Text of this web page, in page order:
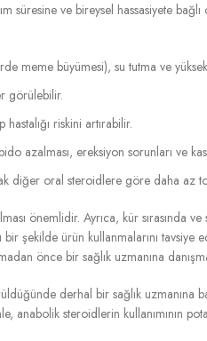
süresine ve bireysel hassasiyete
meme büyümesi), su tutma ve
görülebilir.
riskini artırabilir.
azalması, ereksiyon sorunları ve
diğer oral steroidlere göre daha az
önemlidir. Ayrıca, kür
şekilde ürün kullanmalarını tavsiye
önce bir sağlık uzmanına
derhal bir sağlık uzmanına
anabolik steroidlerin kullanımının